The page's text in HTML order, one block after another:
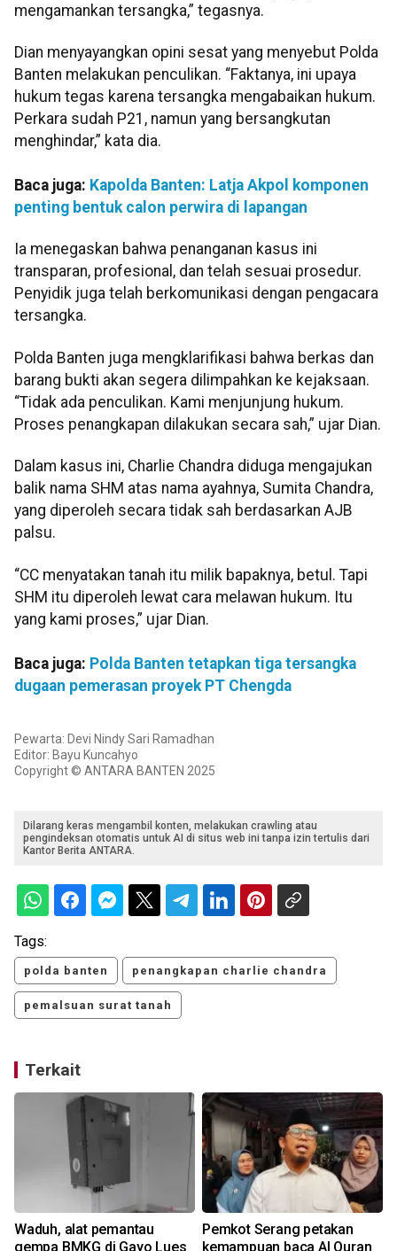
mengamankan tersangka,” tegasnya.
Dian menyayangkan opini sesat yang menyebut Polda
Banten melakukan penculikan. “Faktanya, ini upaya
hukum tegas karena tersangka mengabaikan hukum.
Perkara sudah P21, namun yang bersangkutan
menghindar,” kata dia.
Baca juga: Kapolda Banten: Latja Akpol komponen
penting bentuk calon perwira di lapangan
Ia menegaskan bahwa penanganan kasus ini
transparan, profesional, dan telah sesuai prosedur.
Penyidik juga telah berkomunikasi dengan pengacara
tersangka.
Polda Banten juga mengklarifikasi bahwa berkas dan
barang bukti akan segera dilimpahkan ke kejaksaan.
“Tidak ada penculikan. Kami menjunjung hukum.
Proses penangkapan dilakukan secara sah,” ujar Dian.
Dalam kasus ini, Charlie Chandra diduga mengajukan
balik nama SHM atas nama ayahnya, Sumita Chandra,
yang diperoleh secara tidak sah berdasarkan AJB
palsu.
“CC menyatakan tanah itu milik bapaknya, betul. Tapi
SHM itu diperoleh lewat cara melawan hukum. Itu
yang kami proses,” ujar Dian.
Baca juga: Polda Banten tetapkan tiga tersangka
dugaan pemerasan proyek PT Chengda
Pewarta: Devi Nindy Sari Ramadhan
Editor: Bayu Kuncahyo
Copyright © ANTARA BANTEN 2025
Dilarang keras mengambil konten, melakukan crawling atau
pengindeksan otomatis untuk AI di situs web ini tanpa izin tertulis dari
Kantor Berita ANTARA.
Tags:
polda banten penangkapan charlie chandra
pemalsuan surat tanah
Terkait
Waduh, alat pemantau
gempa BMKG di Gayo Lues
Pemkot Serang petakan
kemampuan baca Al Quran